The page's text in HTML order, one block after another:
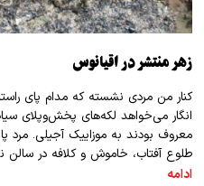
زهر منتشر در اقیانوس
کنار من مردی نشسته که مدام پای
انگار می‌خواهد لکه‌های پخش‌وپلای
معروف بودند به موزاییک آجیلی. مرد
طلوع آفتاب، خاموش و کلافه در
ادامه